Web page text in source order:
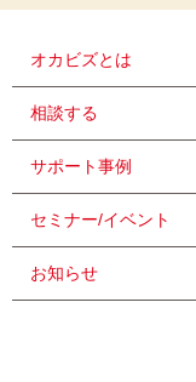
オカビズとは
相談する
サポート事例
セミナー/イベント
お知らせ